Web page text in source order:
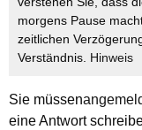
morgens Pause
zeitlichen
Verständnis. Hinweis
Sie müssen
eine Antwort